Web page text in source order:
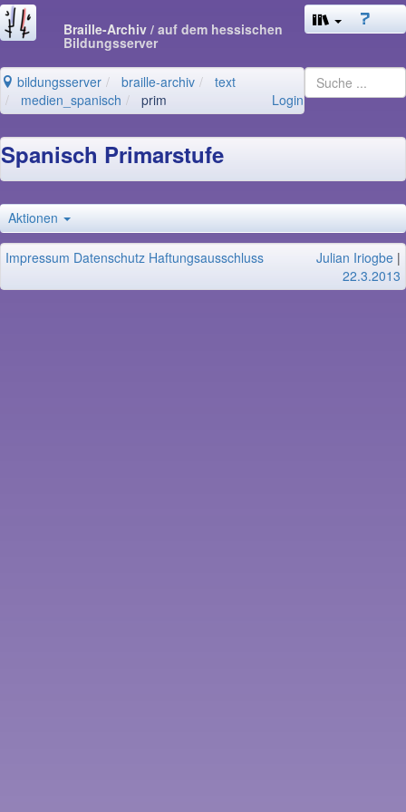
Braille-Archiv / auf dem hessischen
Bildungsserver
bildungsserver braille-archiv
text
medien_spanisch
prim Login
Spanisch Primarstufe
Aktionen
Impressum Datenschutz Haftungsausschluss Julian Iriogbe |
22.3.2013